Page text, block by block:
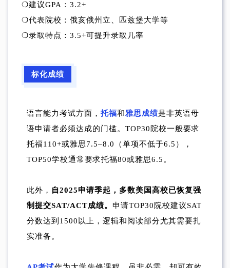
❍建议GPA：3.2+
❍代表院校：俄亥俄州立、匹兹堡大学等
❍录取特点：3.5+可提升录取几率
标化成绩
语言能力考试方面， 托福和雅思成绩是非英语母
语申请者必须达成的门槛。TOP30院校一般要求
托福110+或雅思7.5–8.0（单项不低于6.5），
TOP50学校通常要求托福80或雅思6.5。
此外， 自2025申请季起，多数美国高校已恢复强
制提交SAT/ACT成绩。 申请TOP30院校建议SAT
分数达到1500以上，逻辑和阅读部分尤其需要扎
实准备。